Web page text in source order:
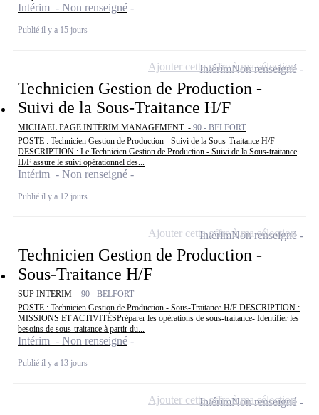
Intérim - Non renseigné
Publié il y a 15 jours
Technicien Gestion de Production -
Suivi de la Sous-Traitance H/F
MICHAEL PAGE INTÉRIM MANAGEMENT - 90 - BELFORT
POSTE : Technicien Gestion de Production - Suivi de la Sous-Traitance H/F
DESCRIPTION : Le Technicien Gestion de Production - Suivi de la Sous-traitance
H/F assure le suivi opérationnel des...
Intérim - Non renseigné
Publié il y a 12 jours
IntérimNon renseigné
Ajouter cette offre à ma sélection
Technicien Gestion de Production -
Sous-Traitance H/F
SUP INTERIM - 90 - BELFORT
POSTE : Technicien Gestion de Production - Sous-Traitance H/F DESCRIPTION :
MISSIONS ET ACTIVITÉSPréparer les opérations de sous-traitance- Identifier les
besoins de sous-traitance à partir du...
Intérim - Non renseigné
Publié il y a 13 jours
IntérimNon renseigné
Ajouter cette offre à ma sélection
IntérimNon renseigné
Ajouter cette offre à ma sélection